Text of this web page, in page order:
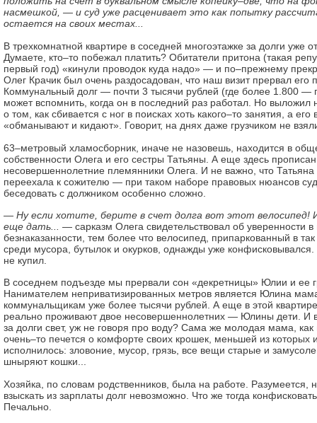
насмешкой, — и суд уже расценивает это как попытку
остается на своих местах...
В трехкомнатной квартире в соседней многоэтажке за долги уже
Думаете, кто–то побежал платить? Обитатели притона (такая
первый год) «кинули проводок куда надо» — и по–прежнему
Олег Крачик был очень раздосадован, что наш визит прервал его
Коммунальный долг — почти 3 тысячи рублей (где более 1.800 —
может вспомнить, когда он в последний раз работал. Но
о том, как сбивается с ног в поисках хоть какого–то занятия, а его
«обманывают и кидают». Говорит, на днях даже грузчиком не
63–метровый хламосборник, иначе не назовешь, находится в
собственности Олега и его сестры Татьяны. А еще здесь
несовершеннолетние племянники Олега. И не важно, что Татьяна
переехала к сожителю — при таком наборе правовых нюансов
беседовать с должником особенно сложно.
— Ну если хотите, берите в счет долга вот этот велосипед!
еще дать...
— сарказм Олега свидетельствовал об уверенности
безнаказанности, тем более что велосипед, припаркованный в
среди мусора, бутылок и окурков, однажды уже конфисковывался.
не купил.
В соседнем подъезде мы прервали сон «декретницы» Юлии и ее
Нанимателем неприватизированных метров является Юлина
коммунальщикам уже более тысячи рублей. А еще в этой
реально проживают двое несовершеннолетних — Юлины дети. И
за долги свет, уж не говоря про воду? Сама же молодая мама, как
очень–то печется о комфорте своих крошек, меньшей из которых
исполнилось: зловоние, мусор, грязь, все вещи старые и
шныряют кошки...
Хозяйка, по словам родственников, была на работе. Разумеется,
взыскать из зарплаты долг невозможно. Что же тогда
Печально.